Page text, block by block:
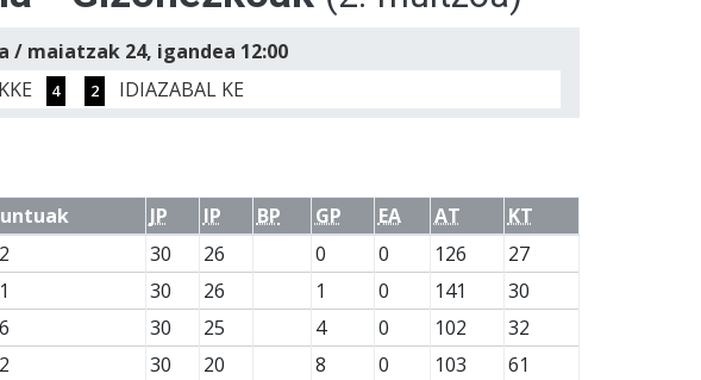
/ maiatzak 24, igandea 12:00
4 2 IDIAZABAL KE
JP IP BP GP EA AT
KT
30 26 0 0 126
27
30 26 1 0 141
30
30 25 4 0 102
32
30 20 8 0 103
61